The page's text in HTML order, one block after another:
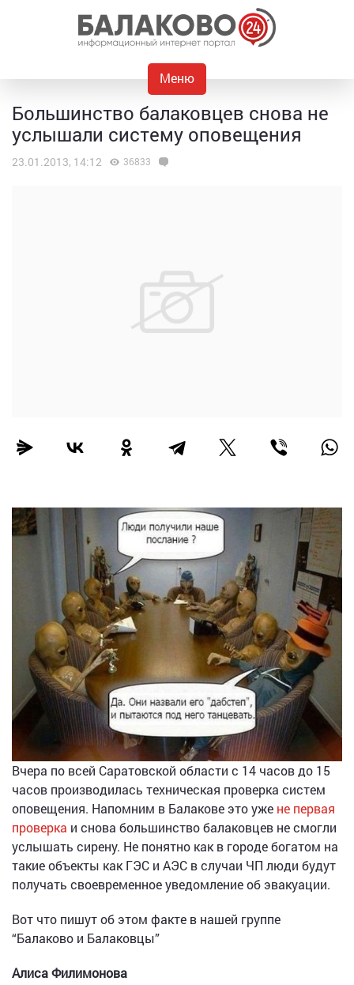
Меню
Большинство балаковцев снова не
услышали систему оповещения
23.01.2013, 14:12 36833
Вчера по всей Саратовской области с 14 часов до 15
часов производилась техническая проверка систем
оповещения. Напомним в Балакове это уже не первая
проверка и снова большинство балаковцев не смогли
услышать сирену. Не понятно как в городе богатом на
такие объекты как ГЭС и АЭС в случаи ЧП люди будут
получать своевременное уведомление об эвакуации.
Вот что пишут об этом факте в нашей группе
“Балаково и Балаковцы”
Алиса Филимонова